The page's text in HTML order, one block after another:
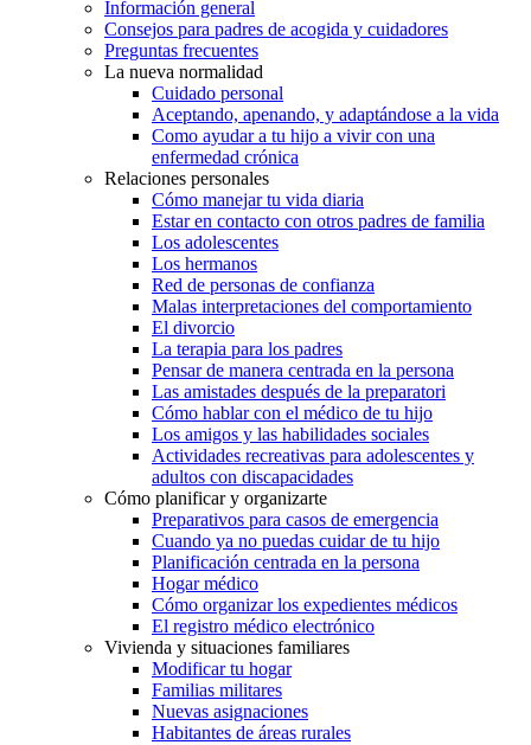
Información general
Consejos para padres de acogida y cuidadores
Preguntas frecuentes
La nueva normalidad
Cuidado personal
Aceptando, apenando, y adaptándose a la vida
Como ayudar a tu hijo a vivir con una
enfermedad crónica
Relaciones personales
Cómo manejar tu vida diaria
Estar en contacto con otros padres de familia
Los adolescentes
Los hermanos
Red de personas de confianza
Malas interpretaciones del comportamiento
El divorcio
La terapia para los padres
Pensar de manera centrada en la persona
Las amistades después de la preparatori
Cómo hablar con el médico de tu hijo
Los amigos y las habilidades sociales
Actividades recreativas para adolescentes y
adultos con discapacidades
Cómo planificar y organizarte
Preparativos para casos de emergencia
Cuando ya no puedas cuidar de tu hijo
Planificación centrada en la persona
Hogar médico
Cómo organizar los expedientes médicos
El registro médico electrónico
Vivienda y situaciones familiares
Modificar tu hogar
Familias militares
Nuevas asignaciones
Habitantes de áreas rurales